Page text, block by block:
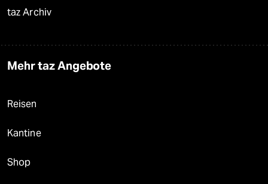
taz Archiv
Mehr taz Angebote
Reisen
Kantine
Shop